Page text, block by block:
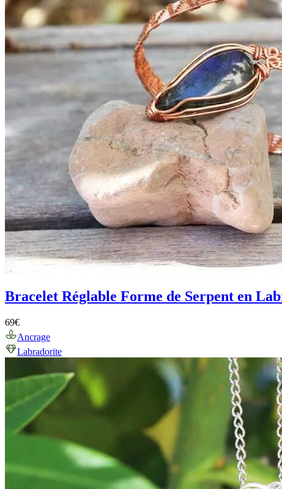
Bracelet Réglable Forme de Serpent en
69€
Ancrage
Labradorite